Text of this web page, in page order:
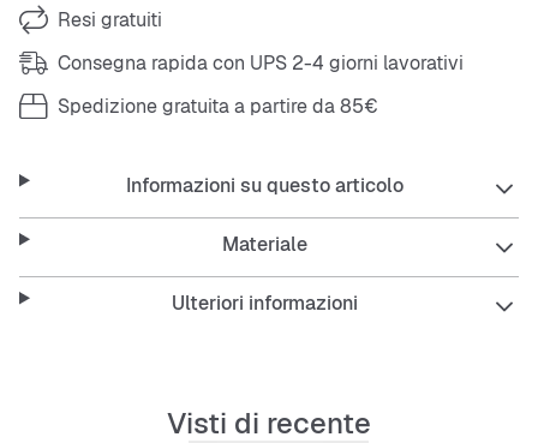
Resi gratuiti
Consegna rapida con UPS 2-4 giorni lavorativi
Spedizione gratuita a partire da 85€
Informazioni su questo articolo
Materiale
Ulteriori informazioni
Visti di recente